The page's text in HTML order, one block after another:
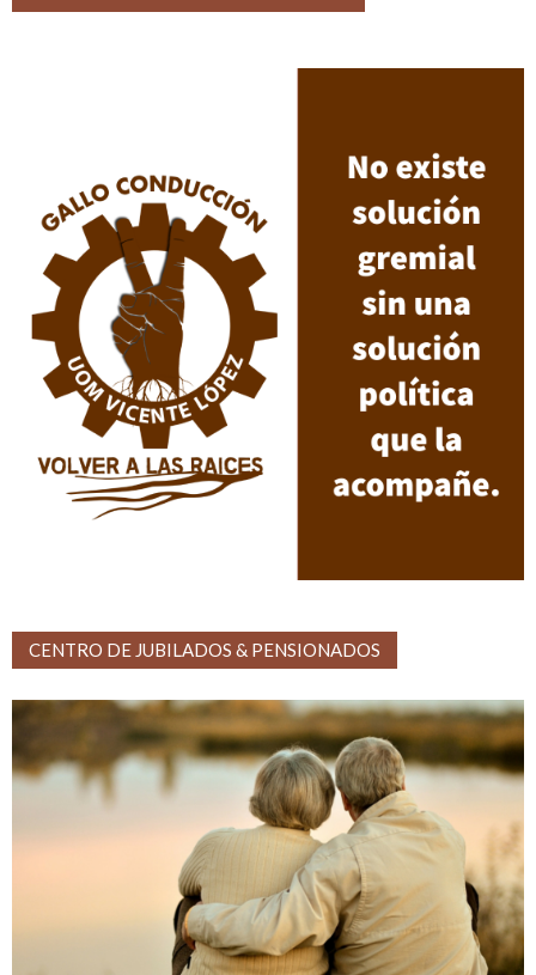
CENTRO DE JUBILADOS & PENSIONADOS